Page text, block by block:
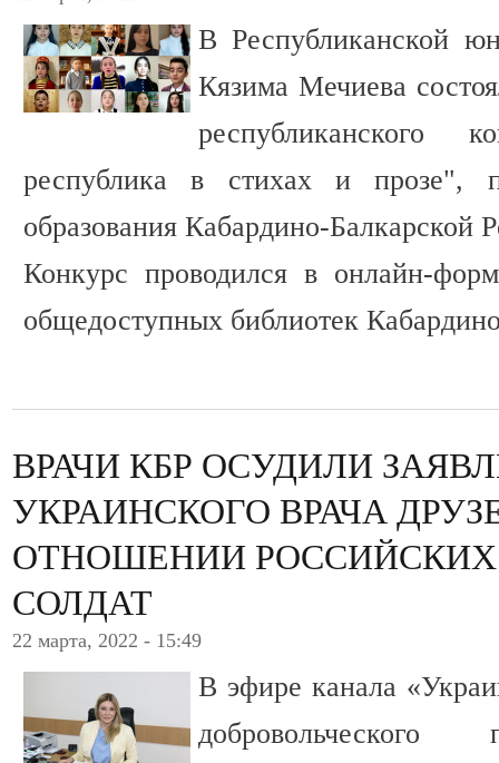
В Республиканской
Кязима Мечиева
республиканского
республика в стихах и прозе",
образования Кабардино-Балкарской
Конкурс проводился в онлайн-
общедоступных библиотек
ВРАЧИ КБР ОСУДИЛИ
УКРАИНСКОГО ВРАЧА
ОТНОШЕНИИ
СОЛДАТ
22 марта, 2022 - 15:49
В эфире канала